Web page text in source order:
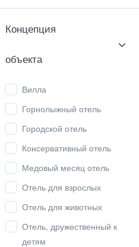
Концепция
объекта
Вилла
Горнолыжный отель
Городской отель
Консервативный отель
Медовый месяц отель
Отель для взрослых
Отель для животных
Отель, дружественный к
детям